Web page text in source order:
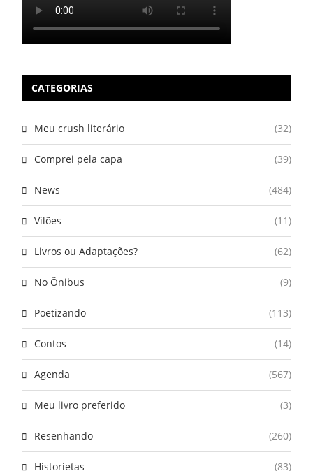
CATEGORIAS
Meu crush literário (32)
Comprei pela capa (39)
News (484)
Vilões (11)
Livros ou Adaptações? (62)
No Ônibus (9)
Poetizando (113)
Contos (14)
Agenda (567)
Meu livro preferido (3)
Resenhando (260)
Historietas (83)